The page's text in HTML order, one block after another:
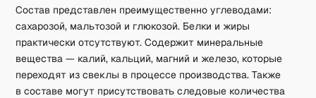
Состав представлен преимущественно углеводами:
сахарозой, мальтозой и глюкозой. Белки и жиры
практически отсутствуют. Содержит минеральные
вещества — калий, кальций, магний и железо, которые
переходят из свеклы в процессе производства. Также
в составе могут присутствовать следовые количества